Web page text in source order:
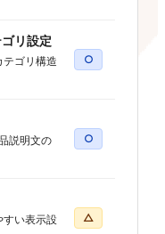
リ設定
テゴリ構造
○
説明文の
○
すい表示設
△